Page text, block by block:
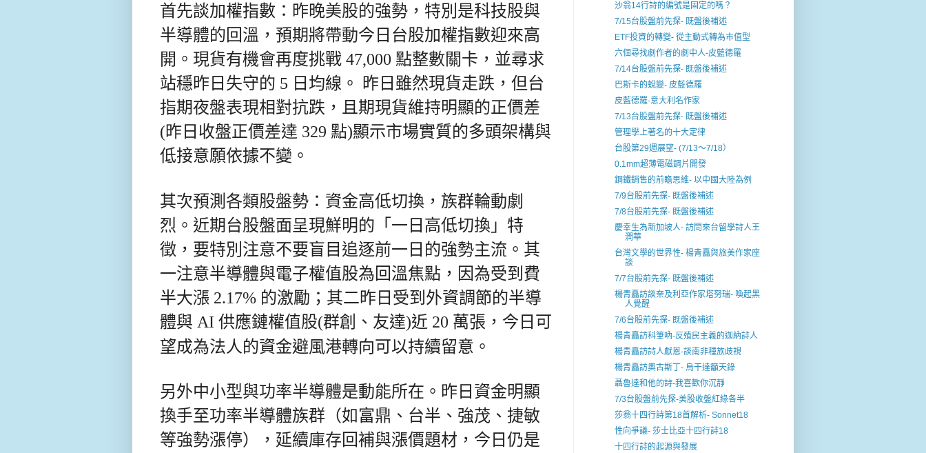
首先談加權指數：昨晚美股的強勢，特別是科技股與
半導體的回溫，預期將帶動今日台股加權指數迎來高
開。現貨有機會再度挑戰 47,000 點整數關卡，並尋求
站穩昨日失守的 5 日均線。 昨日雖然現貨走跌，但台
指期夜盤表現相對抗跌，且期現貨維持明顯的正價差
(昨日收盤正價差達 329 點)顯示市場實質的多頭架構與
低接意願依據不變。
其次預測各類股盤勢：資金高低切換，族群輪動劇
烈。 近期台股盤面呈現鮮明的「一日高低切換」特
徵，要特別注意不要盲目追逐前一日的強勢主流。其
一注意半導體與電子權值股為回溫焦點，因為受到費
半大漲 2.17% 的激勵；其二昨日受到外資調節的半導
體與 AI 供應鏈權值股(群創、友達)近 20 萬張，今日可
望成為法人的資金避風港轉向可以持續留意。
另外中小型與功率半導體是動能所在。昨日資金明顯
換手至功率半導體族群（如富鼎、台半、強茂、捷敏
等強勢漲停），延續庫存回補與漲價題材，今日仍是
沙翁14行詩的編號是固定的嗎？
7/15台股盤前先探- 既盤後補述
ETF投資的轉變- 從主動式轉為巿值型
六個尋找劇作者的劇中人-皮藍德羅
7/14台股盤前先探- 既盤後補述
巴斯卡的蛻變- 皮藍德羅
皮藍德羅-意大利名作家
7/13台股盤前先探- 既盤後補述
管理學上著名的十大定律
台股第29週展望- (7/13～7/18）
0.1mm超薄電磁鋼片開發
鋼鐵銷售的前瞻思維- 以中國大陸為例
7/9台股前先探- 既盤後補述
7/8台股前先探- 既盤後補述
慶幸生為新加坡人- 訪問來台留學詩人王
潤華
台灣文學的世界性- 楊青矗與旅美作家座
談
7/7台股前先探- 既盤後補述
楊青矗訪談奈及利亞作家塔努瑞- 喚起黑
人覺醒
7/6台股前先探- 既盤後補述
楊青矗訪科筆吶-反殖民主義的迦納詩人
楊青矗訪詩人獻恩-談南非種族歧視
楊青矗訪奧古斯丁- 烏干達籲天錄
聶魯達和他的詩-我喜歡你沉靜
7/3台股盤前先探-美股收盤紅綠各半
莎翁十四行詩第18首解析- Sonnet18
性向爭議- 莎士比亞十四行詩18
十四行詩的起源與發展